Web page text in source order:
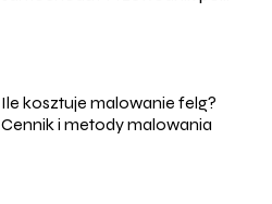
Ile kosztuje malowanie felg?
Cennik i metody malowania